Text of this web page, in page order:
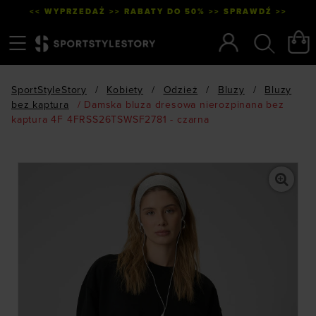
<< WYPRZEDAŻ >> RABATY DO 50% >> SPRAWDŹ >>
SportStyleStory / Kobiety / Odzież / Bluzy /
Bluzy
bez kaptura
/ Damska bluza dresowa nierozpinana bez
kaptura 4F 4FRSS26TSWSF2781 - czarna